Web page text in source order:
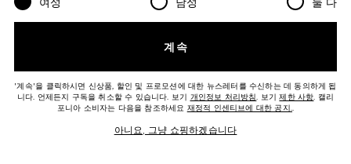
Favorite BALMY 립밤
계속
'계속'을 클릭하시면 신상품, 할인 및 프로모션에 대한 뉴스레터를 수신하는 데 동의하게 됩
니다. 언제든지 구독을 취소할 수 있습니다. 보기 개인정보 처리방침. 보기제한 사항. 캘리
포니아 소비자는 다음을 참조하세요 재정적 인센티브에 대한 공지..
아니요, 그냥 쇼핑하겠습니다